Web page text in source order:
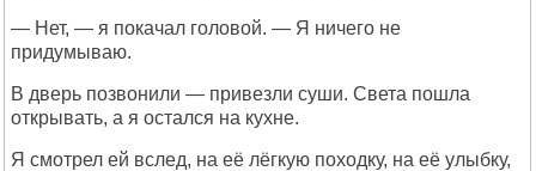
— Нет, — я покачал головой. — Я ничего не
придумываю.
В дверь позвонили — привезли суши. Света пошла
открывать, а я остался на кухне.
Я смотрел ей вслед, на её лёгкую походку, на её улыбку,